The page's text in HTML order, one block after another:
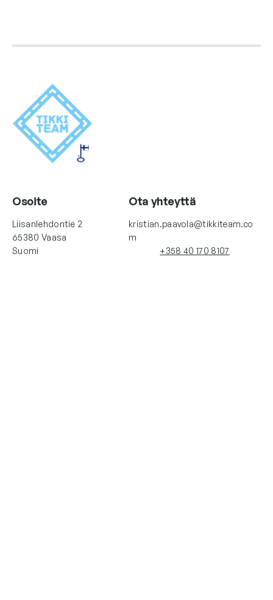
Osoite
Liisanlehdontie 2
65380 Vaasa
Suomi
Ota yhteyttä
kristian.paavola@tikkiteam.co
m
+358 40 170 8107